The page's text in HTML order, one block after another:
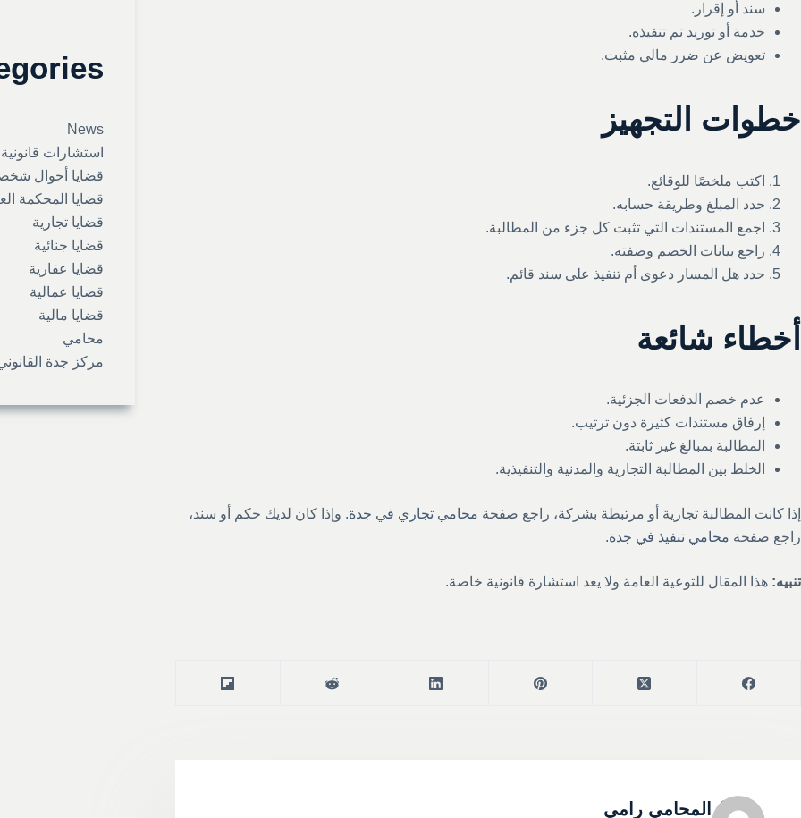
سند أو إقرار.
خدمة أو توريد تم تنفيذه.
تعويض عن ضرر مالي مثبت.
خطوات التجهيز
اكتب ملخصًا للوقائع.
حدد المبلغ وطريقة حسابه.
اجمع المستندات التي تثبت كل جزء من المطالبة.
راجع بيانات الخصم وصفته.
حدد هل المسار دعوى أم تنفيذ على سند قائم.
أخطاء شائعة
عدم خصم الدفعات الجزئية.
إرفاق مستندات كثيرة دون ترتيب.
المطالبة بمبالغ غير ثابتة.
الخلط بين المطالبة التجارية والمدنية والتنفيذية.
إذا كانت المطالبة تجارية أو مرتبطة بشركة، راجع صفحة محامي تجاري في جدة. وإذا كان لديك حكم أو سند،
راجع صفحة محامي تنفيذ في جدة.
تنبيه: هذا المقال للتوعية العامة ولا يعد استشارة قانونية خاصة.
المحامي رامي
News
استشارات قانونية
قضايا أحوال
قضايا المحكمة
قضايا تجارية
قضايا جنائية
قضايا عقارية
قضايا عمالية
قضايا مالية
محامي
مركز جدة